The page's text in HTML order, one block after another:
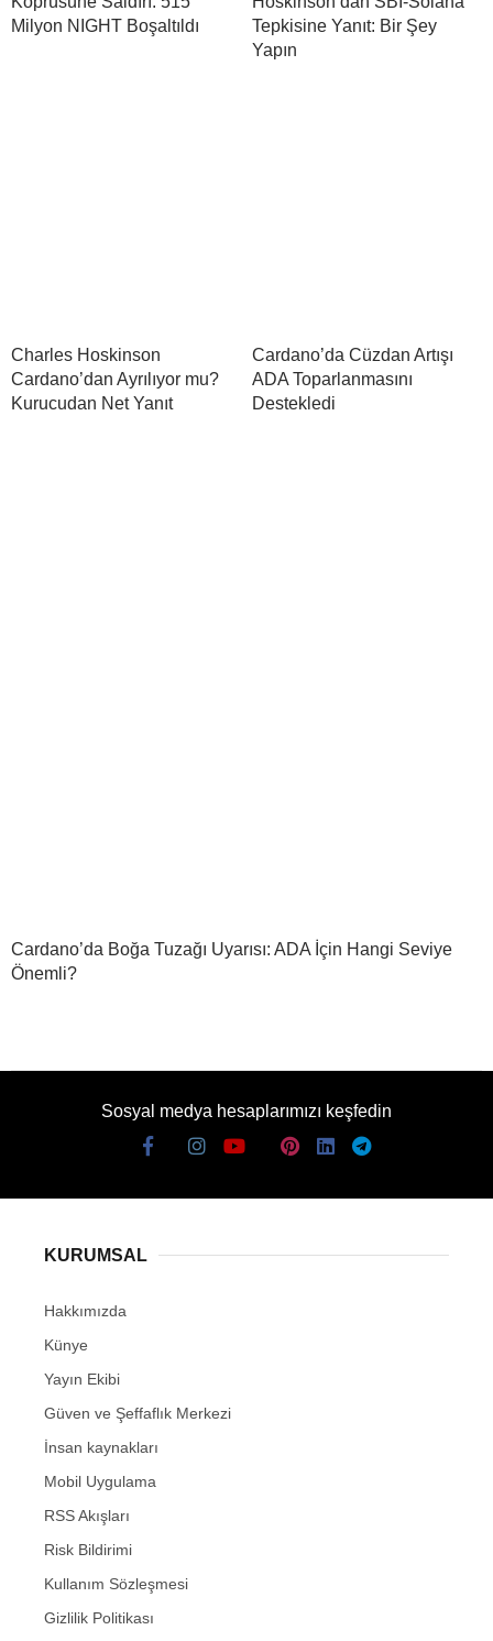
Milyon NIGHT Boşaltıldı
Tepkisine Yanıt: Bir Şey
Yapın
Charles Hoskinson
Cardano’dan Ayrılıyor mu?
Kurucudan Net Yanıt
Cardano’da Cüzdan Artışı
ADA Toparlanmasını
Destekledi
Cardano’da Boğa Tuzağı Uyarısı: ADA İçin Hangi Seviye
Önemli?
Sosyal medya hesaplarımızı keşfedin
KURUMSAL
Hakkımızda
Künye
Yayın Ekibi
Güven ve Şeffaflık Merkezi
İnsan kaynakları
Mobil Uygulama
RSS Akışları
Risk Bildirimi
Kullanım Sözleşmesi
Gizlilik Politikası